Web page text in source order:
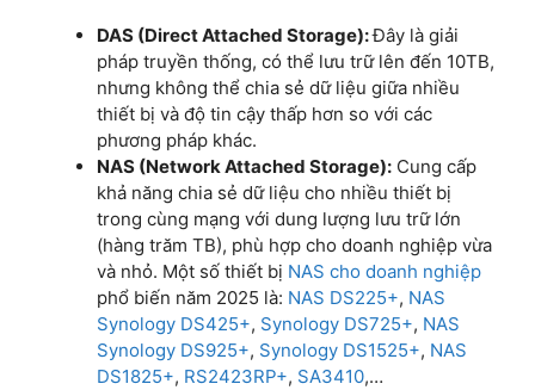
DAS (Direct Attached Storage):Đây là giải
pháp truyền thống, có thể lưu trữ lên đến 10TB,
nhưng không thể chia sẻ dữ liệu giữa nhiều
thiết bị và độ tin cậy thấp hơn so với các
phương pháp khác.
NAS (Network Attached Storage): Cung cấp
khả năng chia sẻ dữ liệu cho nhiều thiết bị
trong cùng mạng với dung lượng lưu trữ lớn
(hàng trăm TB), phù hợp cho doanh nghiệp vừa
và nhỏ. Một số thiết bị NAS cho doanh nghiệp
phổ biến năm 2025 là: NAS DS225+, NAS
Synology DS425+, Synology DS725+, NAS
Synology DS925+, Synology DS1525+, NAS
DS1825+, RS2423RP+, SA3410,…